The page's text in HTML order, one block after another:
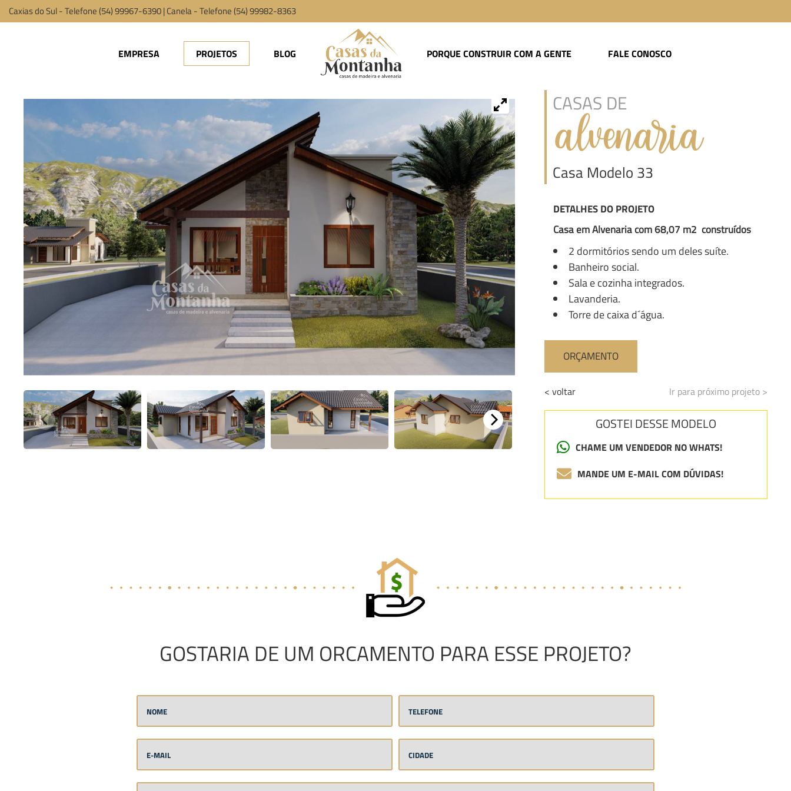
Caxias do Sul - Telefone (54) 99967-6390 | Canela - Telefone (54) 99982-8363
EMPRESA PROJETOS BLOG PORQUE CONSTRUIR COM A GENTE FALE CONOSCO
CASAS DE
alvenaria
Casa Modelo 33
DETALHES DO PROJETO
Casa em Alvenaria com 68,07 m2 construídos
2 dormitórios sendo um deles suíte.
Banheiro social.
Sala e cozinha integrados.
Lavanderia.
Torre de caixa d´água.
ORÇAMENTO
< voltar Ir para próximo projeto >
GOSTEI DESSE MODELO
CHAME UM VENDEDOR NO WHATS!
MANDE UM E-MAIL COM DÚVIDAS!
GOSTARIA DE UM ORCAMENTO PARA ESSE PROJETO?